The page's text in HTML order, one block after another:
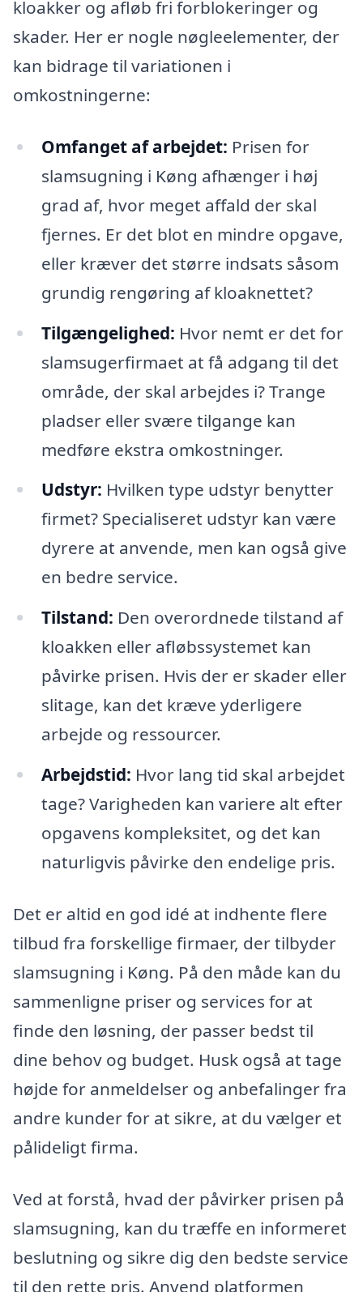
kloakker og afløb fri forblokeringer og
skader. Her er nogle nøgleelementer, der
kan bidrage til variationen i
omkostningerne:
Omfanget af arbejdet: Prisen for
slamsugning i Køng afhænger i høj
grad af, hvor meget affald der skal
fjernes. Er det blot en mindre opgave,
eller kræver det større indsats såsom
grundig rengøring af kloaknettet?
Tilgængelighed: Hvor nemt er det for
slamsugerfirmaet at få adgang til det
område, der skal arbejdes i? Trange
pladser eller svære tilgange kan
medføre ekstra omkostninger.
Udstyr: Hvilken type udstyr benytter
firmet? Specialiseret udstyr kan være
dyrere at anvende, men kan også give
en bedre service.
Tilstand: Den overordnede tilstand af
kloakken eller afløbssystemet kan
påvirke prisen. Hvis der er skader eller
slitage, kan det kræve yderligere
arbejde og ressourcer.
Arbejdstid: Hvor lang tid skal arbejdet
tage? Varigheden kan variere alt efter
opgavens kompleksitet, og det kan
naturligvis påvirke den endelige pris.
Det er altid en god idé at indhente flere
tilbud fra forskellige firmaer, der tilbyder
slamsugning i Køng. På den måde kan du
sammenligne priser og services for at
finde den løsning, der passer bedst til
dine behov og budget. Husk også at tage
højde for anmeldelser og anbefalinger fra
andre kunder for at sikre, at du vælger et
pålideligt firma.
Ved at forstå, hvad der påvirker prisen på
slamsugning, kan du træffe en informeret
beslutning og sikre dig den bedste service
til den rette pris. Anvend platformen